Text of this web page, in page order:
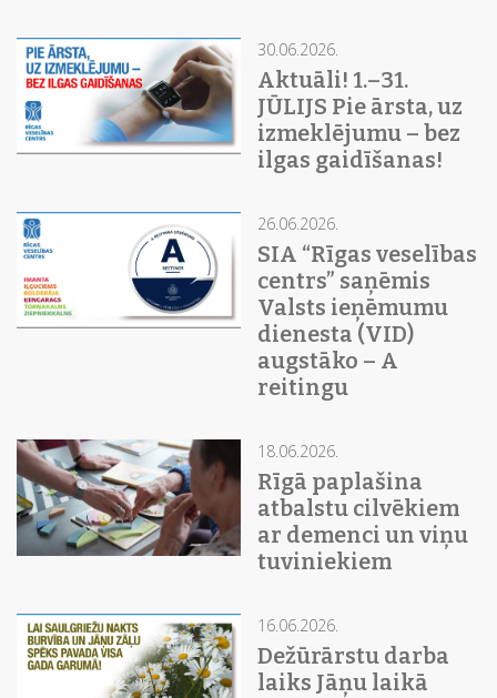
30.06.2026.
Aktuāli! 1.–31.
JŪLIJS Pie ārsta, uz
izmeklējumu – bez
ilgas gaidīšanas!
26.06.2026.
SIA “Rīgas veselības
centrs” saņēmis
Valsts ieņēmumu
dienesta (VID)
augstāko – A
reitingu
18.06.2026.
Rīgā paplašina
atbalstu cilvēkiem
ar demenci un viņu
tuviniekiem
16.06.2026.
Dežūrārstu darba
laiks Jāņu laikā